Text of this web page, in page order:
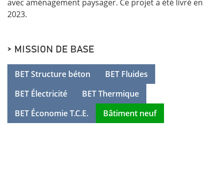
avec aménagement paysager. Ce projet a été livré en
2023.
> MISSION DE BASE
BET Structure béton
BET Fluides
BET Électricité
BET Thermique
BET Économie T.C.E.
Bâtiment neuf